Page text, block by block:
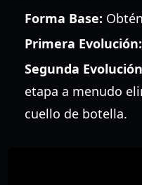
Forma Base:
Primera Evolución:
Segunda
etapa a menudo
cuello de botella.